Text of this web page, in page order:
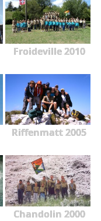
Froideville 2010
Riffenmatt 2005
Chandolin 2000